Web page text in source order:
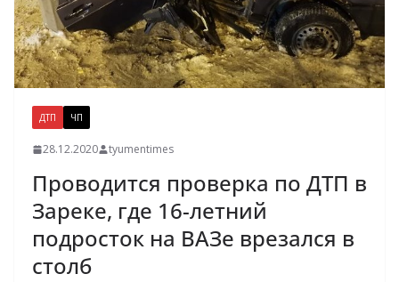
ДТП ЧП
28.12.2020 tyumentimes
Проводится проверка по ДТП в
Зареке, где 16-летний
подросток на ВАЗе врезался в
столб